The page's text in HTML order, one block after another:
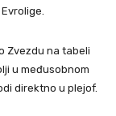
Zvezdu na tabeli
u međusobnom
direktno u plejof.